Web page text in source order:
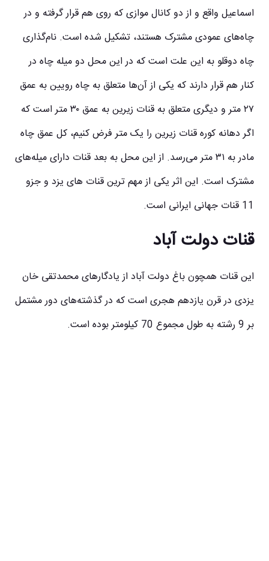
اسماعیل واقع و از دو کانال موازی که روی هم قرار گرفته و در
چاه‌های عمودی مشترک هستند، تشکیل شده است. نام‌گذاری
چاه دوقلو به این علت است که در این محل دو میله چاه در
کنار هم قرار دارند که یکی از آن‌ها متعلق به چاه رویین به عمق
۲۷ متر و دیگری متعلق به قنات زیرین به عمق ۳۰ متر است که
اگر دهانه کوره قنات زیرین را یک متر فرض کنیم، کل عمق چاه
مادر به ۳۱ متر می‌رسد. از این محل به بعد قنات دارای میله‌های
مشترک است. این اثر یکی از مهم ترین قنات های یزد و جزو
11 قنات جهانی ایرانی است.
قنات دولت آباد
این قنات همچون باغ دولت آباد از یادگارهای محمدتقی خان
یزدی در قرن یازدهم هجری است که در گذشته‌های دور مشتمل
بر 9 رشته به طول مجموع 70 کیلومتر بوده است.